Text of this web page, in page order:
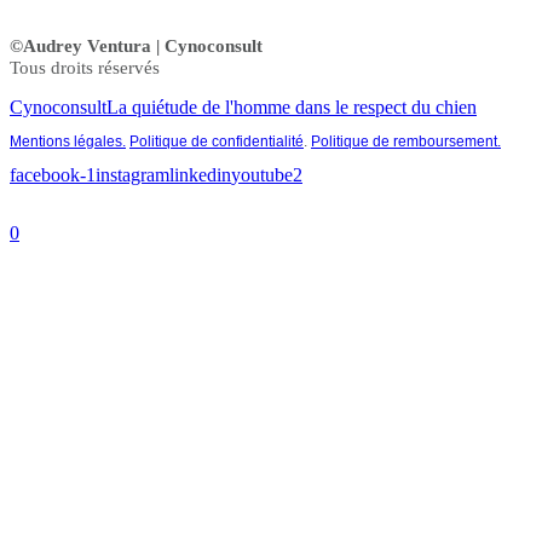
©Audrey Ventura | Cynoconsult
Tous droits réservés
CynoconsultLa quiétude de l'homme dans le respect du chien
Mentions légales. Politique de confidentialité. Politique de remboursement.
facebook-1instagramlinkedinyoutube2
0